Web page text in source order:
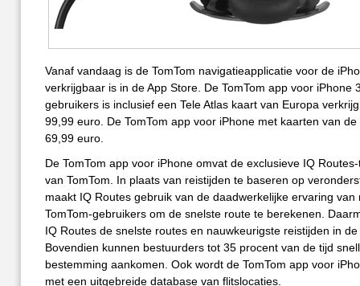
Vanaf vandaag is de TomTom navigatieapplicatie voor de
verkrijgbaar is in de App Store. De TomTom app voor iPhone
gebruikers is inclusief een Tele Atlas kaart van Europa
99,99 euro. De TomTom app voor iPhone met kaarten van
69,99 euro.
De TomTom app voor iPhone omvat de exclusieve IQ
van TomTom. In plaats van reistijden te baseren op
maakt IQ Routes gebruik van de daadwerkelijke ervaring van
TomTom-gebruikers om de snelste route te berekenen.
IQ Routes de snelste routes en nauwkeurigste reistijden in
Bovendien kunnen bestuurders tot 35 procent van de tijd
bestemming aankomen. Ook wordt de TomTom app voor
met een uitgebreide database van flitslocaties.